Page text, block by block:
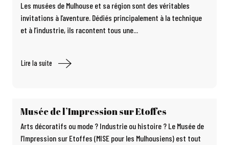
Les musées de Mulhouse et sa région sont des véritables
invitations à l’aventure. Dédiés principalement à la technique
et à l’industrie, ils racontent tous une...
Lire la suite
Musée de l’Impression sur Etoffes
Arts décoratifs ou mode ? Industrie ou histoire ? Le Musée de
l’Impression sur Etoffes (MISE pour les Mulhousiens) est tout